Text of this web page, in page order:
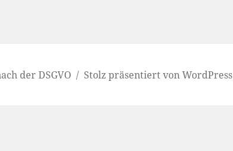
der DSGVO Stolz präsentiert von WordPress